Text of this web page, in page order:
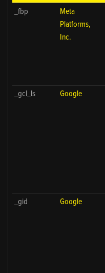
_fbp
Meta
Platforms,
Inc.
_gcl_ls Google
_gid Google